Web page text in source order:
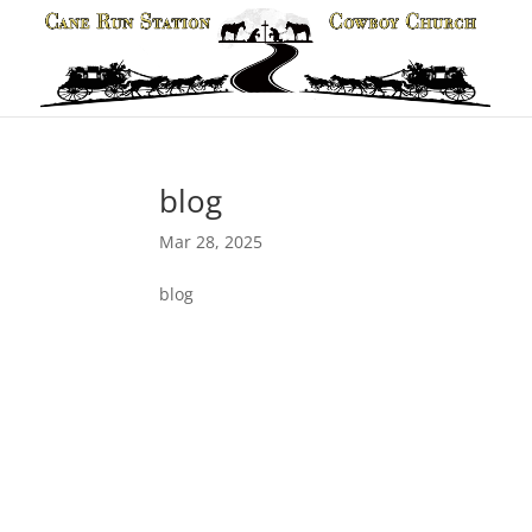
blog
Mar 28, 2025
blog